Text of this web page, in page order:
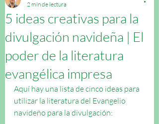
5 ideas creativas para la
divulgación navideña | El
poder de la literatura
evangélica impresa
2 min de lectura
Aquí hay una lista de cinco ideas para
utilizar la literatura del Evangelio
navideño para la divulgación: